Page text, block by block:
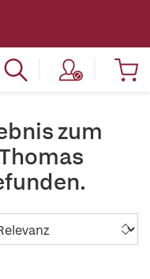
zum